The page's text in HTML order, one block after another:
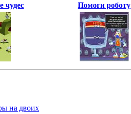
чудес Помоги роботу
на двоих